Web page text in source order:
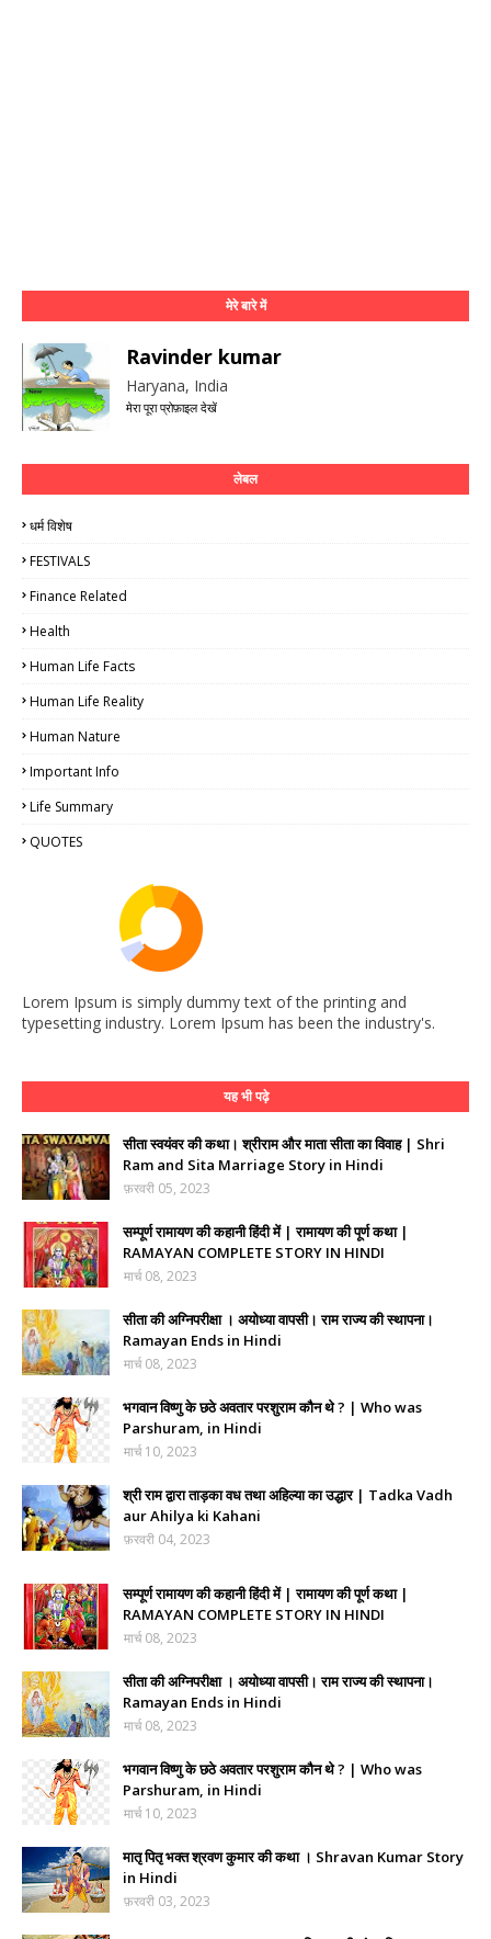
मेरे बारे में
Ravinder kumar
Haryana, India
मेरा पूरा प्रोफ़ाइल देखें
लेबल
धर्म विशेष
FESTIVALS
Finance Related
Health
Human Life Facts
Human Life Reality
Human Nature
Important Info
Life Summary
QUOTES
Lorem Ipsum is simply dummy text of the printing and
typesetting industry. Lorem Ipsum has been the industry's.
यह भी पढ़े
सीता स्वयंवर की कथा। श्रीराम और माता सीता का विवाह | Shri
Ram and Sita Marriage Story in Hindi
फ़रवरी 05, 2023
सम्पूर्ण रामायण की कहानी हिंदी में | रामायण की पूर्ण कथा |
RAMAYAN COMPLETE STORY IN HINDI
मार्च 08, 2023
सीता की अग्निपरीक्षा । अयोध्या वापसी। राम राज्य की स्थापना।
Ramayan Ends in Hindi
मार्च 08, 2023
भगवान विष्णु के छठे अवतार परशुराम कौन थे ? | Who was
Parshuram, in Hindi
मार्च 10, 2023
श्री राम द्वारा ताड़का वध तथा अहिल्या का उद्धार | Tadka Vadh
aur Ahilya ki Kahani
फ़रवरी 04, 2023
सम्पूर्ण रामायण की कहानी हिंदी में | रामायण की पूर्ण कथा |
RAMAYAN COMPLETE STORY IN HINDI
मार्च 08, 2023
सीता की अग्निपरीक्षा । अयोध्या वापसी। राम राज्य की स्थापना।
Ramayan Ends in Hindi
मार्च 08, 2023
भगवान विष्णु के छठे अवतार परशुराम कौन थे ? | Who was
Parshuram, in Hindi
मार्च 10, 2023
मातृ पितृ भक्त श्रवण कुमार की कथा । Shravan Kumar Story
in Hindi
फ़रवरी 03, 2023